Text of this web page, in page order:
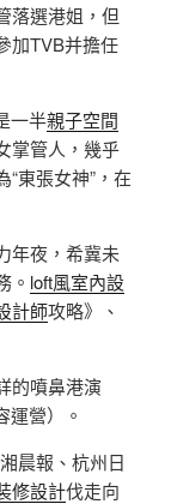
落選港姐，但
加TVB并擔任
一半親子空間
掌管人，幾乎
東張女神”，在
年夜，希冀未
。 loft風室內設
計師攻略》、
的噴鼻港演
運營）。
晨報、杭州日
修設計伐走向